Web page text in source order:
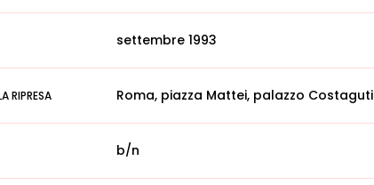
settembre 1993
RIPRESA Roma, piazza Mattei, palazzo Costaguti
b/n